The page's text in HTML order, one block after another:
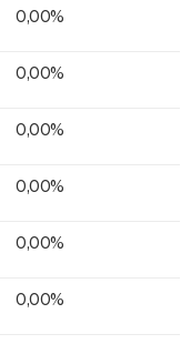
0,00%
0,00%
0,00%
0,00%
0,00%
0,00%